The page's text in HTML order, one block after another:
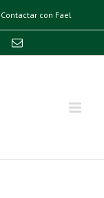
Contactar con Fael